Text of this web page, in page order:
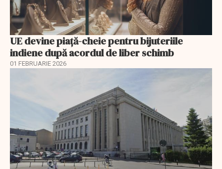
UE devine piață-cheie pentru bijuteriile
indiene după acordul de liber schimb
01 FEBRUARIE 2026